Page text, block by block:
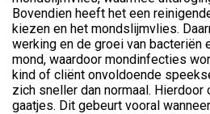
Bovendien heeft het een
kiezen en het mondslijmvlies.
werking en de groei van bacteriën
mond, waardoor mondinfecties
kind of cliënt onvoldoende
zich sneller dan normaal. Hierdoor
gaatjes. Dit gebeurt vooral